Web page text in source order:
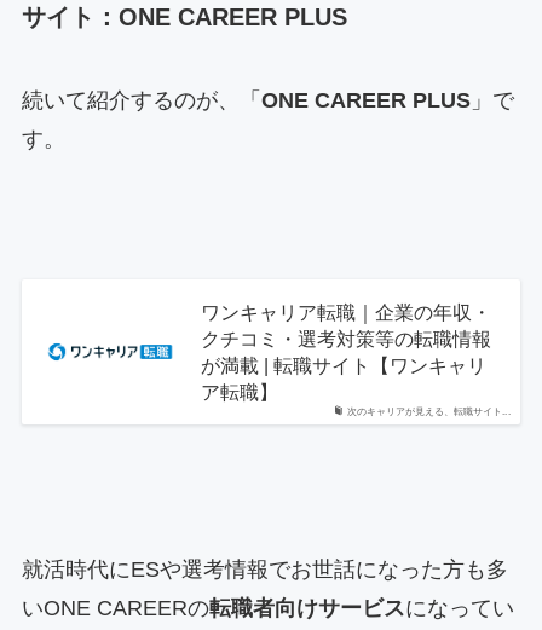
サイト：ONE CAREER PLUS
続いて紹介するのが、「 ONE CAREER PLUS」で
す。
次のキャリアが見える、転職サイト...
ワンキャリア転職｜企業の年収・
クチコミ・選考対策等の転職情報
が満載 | 転職サイト【ワンキャリ
ア転職】
就活時代にESや選考情報でお世話になった方も多
いONE CAREERの転職者向けサービスになってい